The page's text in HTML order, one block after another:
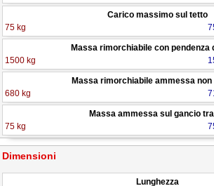
Carico massimo sul tetto
75 kg
Massa rimorchiabile con pendenza
1500 kg
Massa rimorchiabile ammessa non
680 kg
Massa ammessa sul gancio
75 kg
Dimensioni
Lunghezza